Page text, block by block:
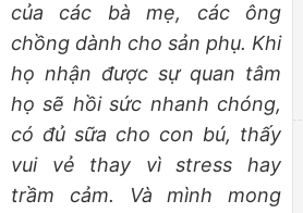
của các bà mẹ, các ông
chồng dành cho sản phụ. Khi
họ nhận được sự quan tâm
họ sẽ hồi sức nhanh chóng,
có đủ sữa cho con bú, thấy
vui vẻ thay vì stress hay
trầm cảm. Và mình mong